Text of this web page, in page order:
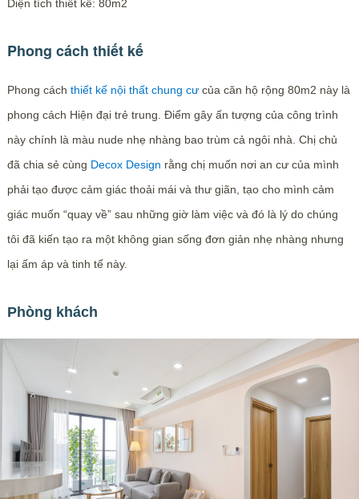
Diện tích thiết kế: 80m2
Phong cách thiết kế
Phong cách thiết kế nội thất chung cưcủa căn hộ rộng 80m2 này là
phong cách Hiện đại trẻ trung. Điểm gây ấn tượng của công trình
này chính là màu nude nhẹ nhàng bao trùm cả ngôi nhà. Chị chủ
đã chia sẻ cùng Decox Design rằng chị muốn nơi an cư của mình
phải tạo được cảm giác thoải mái và thư giãn, tạo cho mình cảm
giác muốn “quay về” sau những giờ làm việc và đó là lý do chúng
tôi đã kiến tạo ra một không gian sống đơn giản nhẹ nhàng nhưng
lại ấm áp và tinh tế này.
Phòng khách